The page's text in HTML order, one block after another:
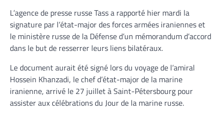
L’agence de presse russe Tass a rapporté hier mardi la
signature par l’état-major des forces armées iraniennes et
le ministère russe de la Défense d’un mémorandum d’accord
dans le but de resserrer leurs liens bilatéraux.
Le document aurait été signé lors du voyage de l’amiral
Hossein Khanzadi, le chef d’état-major de la marine
iranienne, arrivé le 27 juillet à Saint-Pétersbourg pour
assister aux célébrations du Jour de la marine russe.